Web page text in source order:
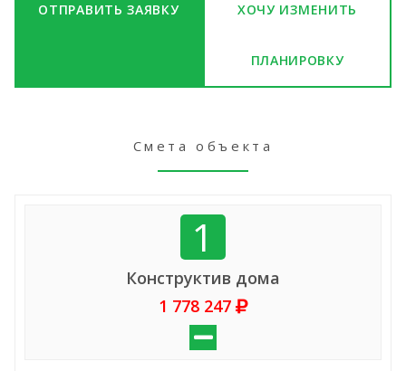
ХОЧУ ИЗМЕНИТЬ
ПЛАНИРОВКУ
ОТПРАВИТЬ ЗАЯВКУ
Смета объекта
1
Конструктив дома
1 778 247